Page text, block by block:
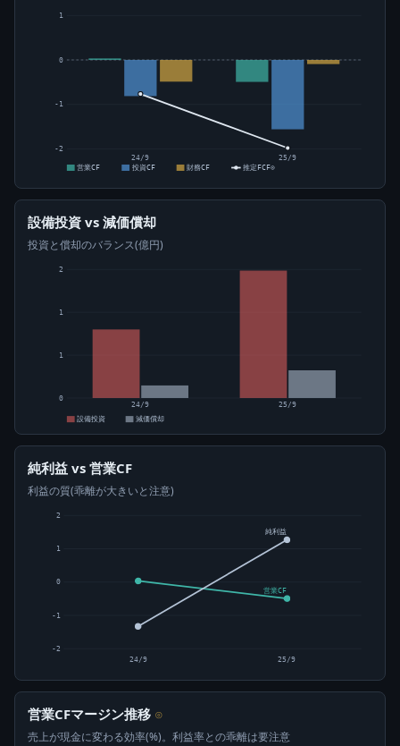
-2
-1
0
1
24/9
25/9
営業CF
投資CF 財務CF 推定FCF⊙
設備投資 vs 減価償却
投資と償却のバランス(億円)
0
1
1
2
24/9
25/9
設備投資
減価償却
純利益 vs 営業CF
利益の質(乖離が大きいと注意)
-2
-1
0
1
2
営業CF
純利益
24/9 25/9
営業CFマージン推移 ⊙
売上が現金に変わる効率(%)。利益率との乖離は要注意